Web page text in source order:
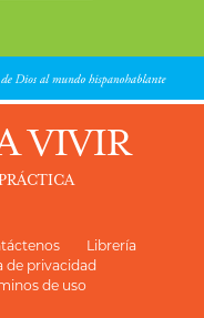
VIVIR
Librería
de privacidad
de uso